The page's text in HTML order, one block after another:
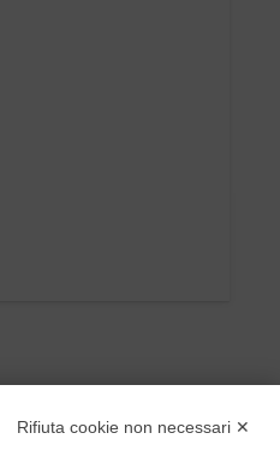
Rifiuta cookie non necessari ✕